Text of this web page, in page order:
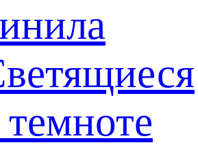
темноте